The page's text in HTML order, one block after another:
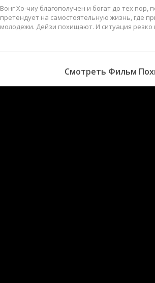
Вонг Хо-чиу благополучен и богат до тех
претендует на самостоятельную жизнь, где
молодежи. Дейзи похищают. И ситуация
Смотреть Фильм